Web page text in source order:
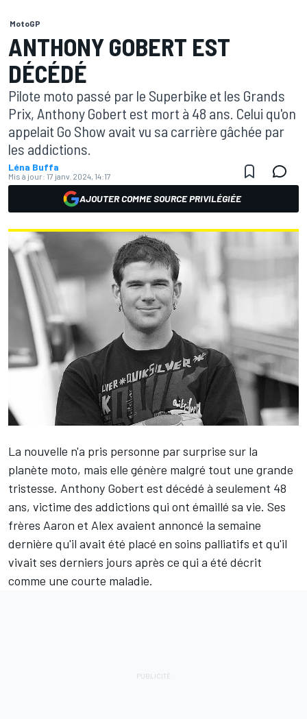
MotoGP
ANTHONY GOBERT EST
DÉCÉDÉ
Pilote moto passé par le Superbike et les Grands
Prix, Anthony Gobert est mort à 48 ans. Celui qu'on
appelait Go Show avait vu sa carrière gâchée par
les addictions.
Léna Buffa
Mis à jour: 17 janv. 2024, 14:17
AJOUTER COMME SOURCE PRIVILÉGIÉE
La nouvelle n'a pris personne par surprise sur la
planète moto, mais elle génère malgré tout une grande
tristesse. Anthony Gobert est décédé à seulement 48
ans, victime des addictions qui ont émaillé sa vie. Ses
frères Aaron et Alex avaient annoncé la semaine
dernière qu'il avait été placé en soins palliatifs et qu'il
vivait ses derniers jours après ce qui a été décrit
comme une courte maladie.